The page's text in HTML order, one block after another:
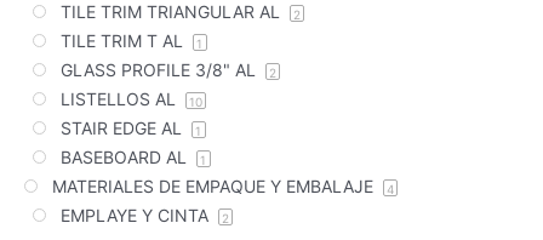
TILE TRIM TRIANGULAR AL 2
TILE TRIM T AL 1
GLASS PROFILE 3/8" AL 2
LISTELLOS AL 10
STAIR EDGE AL 1
BASEBOARD AL 1
MATERIALES DE EMPAQUE Y EMBALAJE 4
EMPLAYE Y CINTA 2